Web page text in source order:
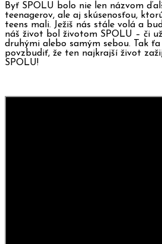
Byť SPOLU bolo nie len názvom
teenagerov, ale aj skúsenosťou,
teens mali. Ježiš nás stále volá a
náš život bol životom SPOLU – či
druhými alebo samým sebou. Tak ťa
povzbudiť, že ten najkrajší život
SPOLU!